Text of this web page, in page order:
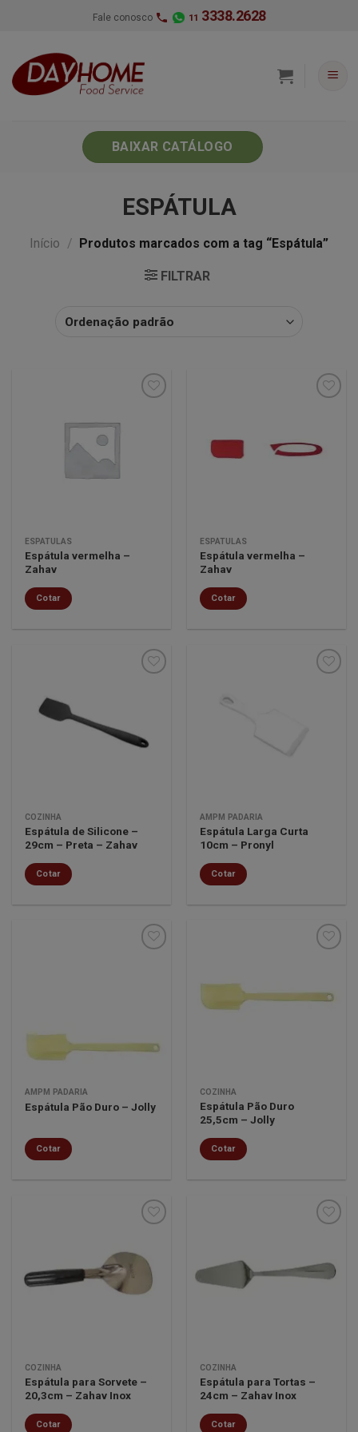
Fale conosco 11 3338.2628
BAIXAR CATÁLOGO
ESPÁTULA
Início / Produtos marcados com a tag “Espátula”
FILTRAR
ESPÁTULAS
Espátula vermelha –
Zahav
Cotar
Minha
lista de
ESPÁTULAS
Espátula vermelha –
Zahav
Cotar
lista de
desejos
COZINHA
Espátula de Silicone –
29cm – Preta – Zahav
Cotar
AMPM PADARIA
Espátula Larga Curta
10cm – Pronyl
Cotar
AMPM PADARIA
Espátula Pão Duro – Jolly
Cotar
Minha
lista de
COZINHA
Espátula Pão Duro
25,5cm – Jolly
Cotar
Minha
lista de
desejos
COZINHA
Espátula para Sorvete –
20,3cm – Zahav Inox
Cotar
Minha
lista de
COZINHA
Espátula para Tortas –
24cm – Zahav Inox
Cotar